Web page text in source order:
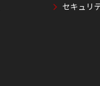
セキュリ